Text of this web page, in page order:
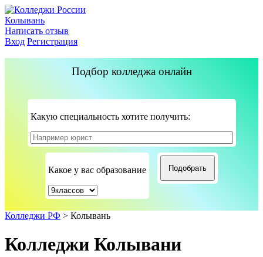
Колывань
Написать отзыв
Вход Регистрация
Подбор колледжа онлайн
Какую специальность хотите получить:
Какое у вас образование
Колледжи РФ > Колывань
Колледжи Колывани